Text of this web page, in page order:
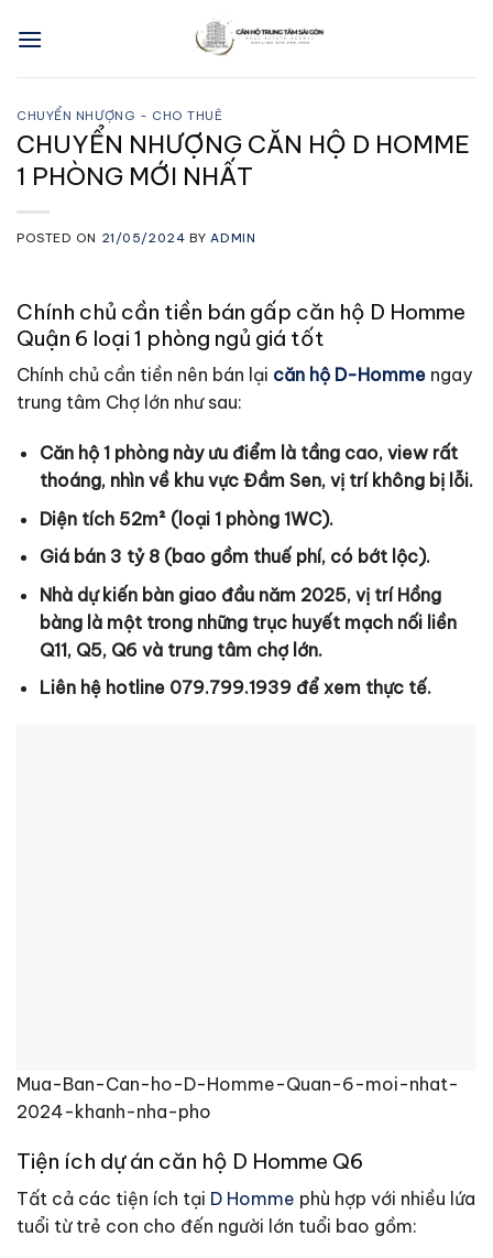
CHUYỂN NHƯỢNG - CHO THUÊ
CHUYỂN NHƯỢNG CĂN HỘ D HOMME
1 PHÒNG MỚI NHẤT
POSTED ON 21/05/2024 BY ADMIN
Chính chủ cần tiền bán gấp căn hộ D Homme
Quận 6 loại 1 phòng ngủ giá tốt
Chính chủ cần tiền nên bán lại căn hộ D-Homme ngay
trung tâm Chợ lớn như sau:
Căn hộ 1 phòng này ưu điểm là tầng cao, view rất
thoáng, nhìn về khu vực Đầm Sen, vị trí không bị lỗi.
Diện tích 52m² (loại 1 phòng 1WC).
Giá bán 3 tỷ 8 (bao gồm thuế phí, có bớt lộc).
Nhà dự kiến bàn giao đầu năm 2025, vị trí Hồng
bàng là một trong những trục huyết mạch nối liền
Q11, Q5, Q6 và trung tâm chợ lớn.
Liên hệ hotline 079.799.1939 để xem thực tế.
Mua-Ban-Can-ho-D-Homme-Quan-6-moi-nhat-
2024-khanh-nha-pho
Tiện ích dự án căn hộ D Homme Q6
Tất cả các tiện ích tại D Homme phù hợp với nhiều lứa
tuổi từ trẻ con cho đến người lớn tuổi bao gồm: